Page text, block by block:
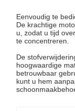
Eenvoudig te
De krachtige
u, zodat u tijd
te concentreren.
De
hoogwaardige
betrouwbaar
kunt u hem